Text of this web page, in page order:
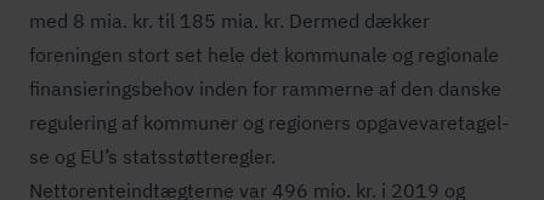
med 8 mia. kr. til 185 mia. kr. Dermed dækker
foreningen stort set hele det kommunale og regionale
fi­nan­si­e­rings­be­hov inden for rammerne af den danske
regulering af kommuner og regioners op­ga­ve­va­re­ta­gel­
se og EU’s stats­støt­te­reg­ler.
Net­to­ren­te­ind­tæg­ter­ne var 496 mio. kr. i 2019 og